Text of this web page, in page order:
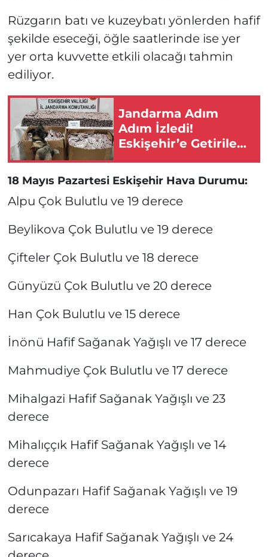
Rüzgarın batı ve kuzeybatı yönlerden hafif
şekilde eseceği, öğle saatlerinde ise yer
yer orta kuvvette etkili olacağı tahmin
ediliyor.
Jandarma Adım
Adım İzledi!
Eskişehir’e Getirilen
Yakalandı!
18 Mayıs Pazartesi Eskişehir Hava Durumu:
Alpu Çok Bulutlu ve 19 derece
Beylikova Çok Bulutlu ve 19 derece
Çifteler Çok Bulutlu ve 18 derece
Günyüzü Çok Bulutlu ve 20 derece
Han Çok Bulutlu ve 15 derece
İnönü Hafif Sağanak Yağışlı ve 17 derece
Mahmudiye Çok Bulutlu ve 17 derece
Mihalgazi Hafif Sağanak Yağışlı ve 23
derece
Mihalıççık Hafif Sağanak Yağışlı ve 14
derece
Odunpazarı Hafif Sağanak Yağışlı ve 19
derece
Sarıcakaya Hafif Sağanak Yağışlı ve 24